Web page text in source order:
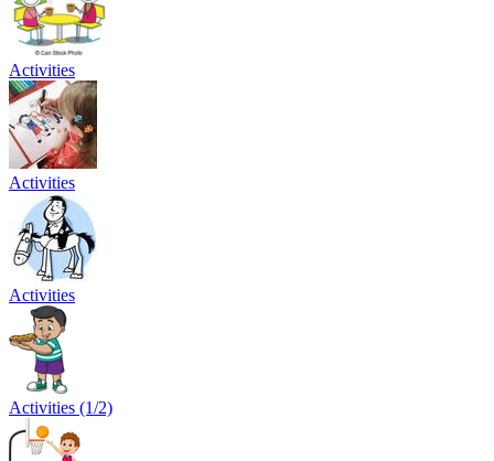
Activities
Activities
Activities
Activities (1/2)